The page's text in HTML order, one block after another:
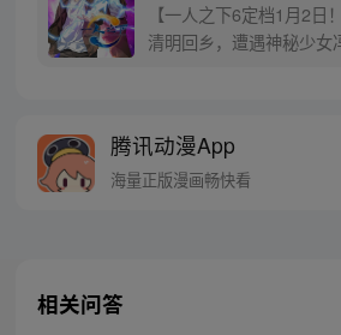
【一人之下6定档1月2日
清明回乡，遭遇神秘少女
密，张楚岚的生活被彻底
同踏上“异人”之旅。
腾讯动漫App
海量正版漫画畅快看
相关问答